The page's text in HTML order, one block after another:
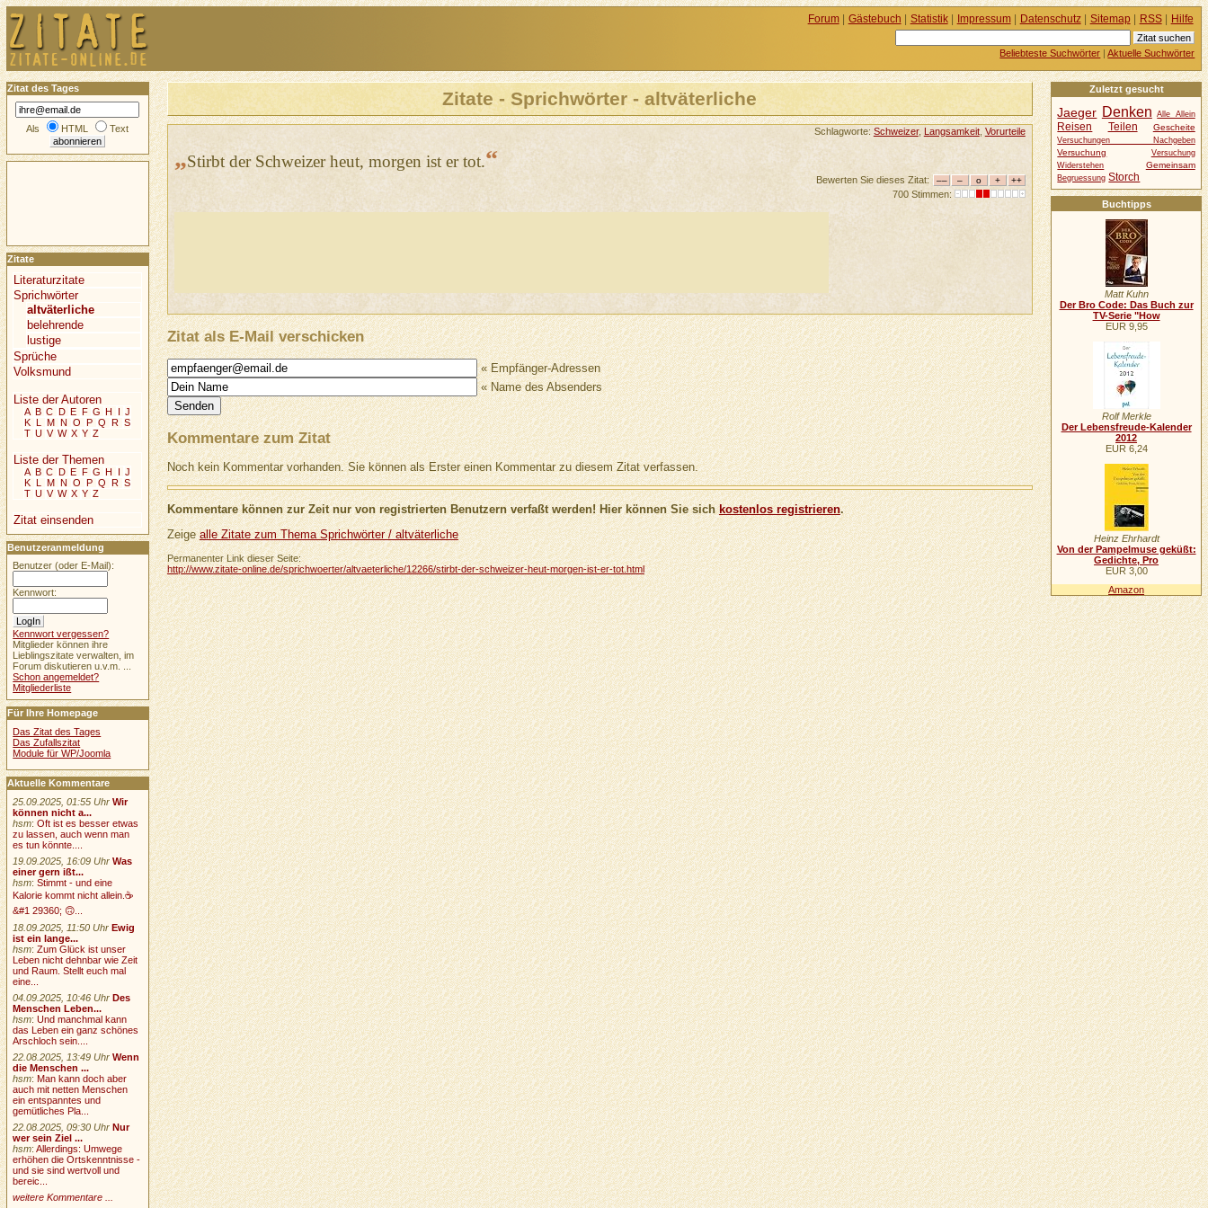
Zitate - Sprichwörter - altväterliche
Schlagworte: Schweizer, Langsamkeit, Vorurteile
„Stirbt der Schweizer heut, morgen ist er tot.“
Bewerten Sie dieses Zitat:
700 Stimmen:
Zitat als E-Mail verschicken
« Empfänger-Adressen
« Name des Absenders
Kommentare zum Zitat
Noch kein Kommentar vorhanden. Sie können als Erster einen Kommentar zu diesem Zitat verfassen.
Kommentare können zur Zeit nur von registrierten Benutzern verfaßt werden! Hier können Sie sichkostenlos registrieren.
Zeigealle Zitate zum Thema Sprichwörter / altväterliche
Permanenter Link dieser Seite:
http://www.zitate-online.de/sprichwoerter/altvaeterliche/12266/stirbt-der-schweizer-heut-morgen-ist-er-tot.html
Zuletzt gesucht
Jaeger Denken Alle Allein
Reisen Teilen Gescheite
Versuchungen Nachgeben
Versuchung
Versuchung
Widerstehen
Gemeinsam
Begruessung Storch
Buchtipps
Matt Kuhn
Der Bro Code: Das Buch zur
TV-Serie "How
EUR 9,95
Rolf Merkle
Der Lebensfreude-Kalender
2012
EUR 6,24
Heinz Ehrhardt
Von der Pampelmuse geküßt:
Gedichte, Pro
EUR 3,00
Amazon
Zitat des Tages
Als HTML Text
Zitate
Literaturzitate
Sprichwörter
altväterliche
belehrende
lustige
Sprüche
Volksmund
Liste der Autoren
A B C D E F G H I J
K L M N O P Q R S
T U V W X Y Z
Liste der Themen
A B C D E F G H I J
K L M N O P Q R S
T U V W X Y Z
Zitat einsenden
Benutzeranmeldung
Benutzer (oder E-Mail):
Kennwort:
Kennwort vergessen?
Mitglieder können ihre
Lieblingszitate verwalten, im
Forum diskutieren u.v.m. ...
Schon angemeldet?
Mitgliederliste
Für Ihre Homepage
Das Zitat des Tages
Das Zufallszitat
Module für WP/Joomla
Aktuelle Kommentare
25.09.2025, 01:55 Uhr Wir
können nicht a...
hsm:Oft ist es besser etwas
zu lassen, auch wenn man
es tun könnte....
19.09.2025, 16:09 Uhr Was
einer gern ißt...
hsm:Stimmt - und eine
Kalorie kommt nicht allein.☕
&#1 29360; 🙃...
18.09.2025, 11:50 Uhr Ewig
ist ein lange...
hsm:Zum Glück ist unser
Leben nicht dehnbar wie Zeit
und Raum. Stellt euch mal
eine...
04.09.2025, 10:46 Uhr Des
Menschen Leben...
hsm:Und manchmal kann
das Leben ein ganz schönes
Arschloch sein....
22.08.2025, 13:49 Uhr Wenn
die Menschen ...
hsm:Man kann doch aber
auch mit netten Menschen
ein entspanntes und
gemütliches Pla...
22.08.2025, 09:30 Uhr Nur
wer sein Ziel ...
hsm:Allerdings: Umwege
erhöhen die Ortskenntnisse -
und sie sind wertvoll und
bereic...
weitere Kommentare ...
Forum| Gästebuch | Statistik| Impressum| Datenschutz| Sitemap| RSS| Hilfe
Beliebteste Suchwörter |Aktuelle Suchwörter